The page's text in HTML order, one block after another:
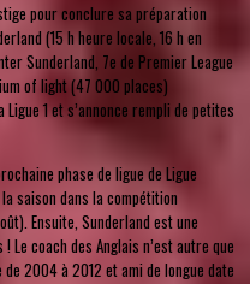
pour conclure sa préparation
(15 h heure locale, 16 h en
Sunderland, 7e de Premier League
of light (47 000 places)
1 et s’annonce rempli de petites
phase de ligue de Ligue
saison dans la compétition
Ensuite, Sunderland est une
coach des Anglais n’est autre que
2004 à 2012 et ami de longue date